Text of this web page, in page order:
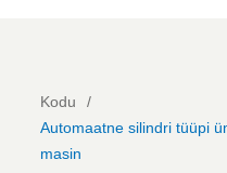
Kodu
Automaatne silindri tüüpi
masin